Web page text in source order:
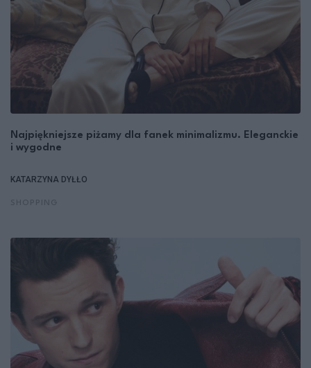
Najpiękniejsze piżamy dla fanek minimalizmu. Eleganckie
i wygodne
KATARZYNA DYŁŁO